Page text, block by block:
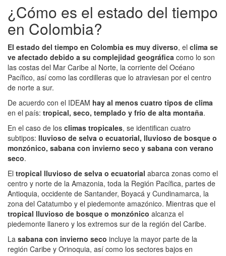
¿Cómo es el estado del tiempo
en Colombia?
El estado del tiempo en Colombia es muy diverso, el clima se
ve afectado debido a su complejidad geográfica como lo son
las costas del Mar Caribe al Norte, la corriente del Océano
Pacífico, así como las cordilleras que lo atraviesan por el centro
de norte a sur.
De acuerdo con el IDEAM hay al menos cuatro tipos de clima
en el país: tropical, seco, templado y frío de alta montaña.
En el caso de los climas tropicales, se identifican cuatro
subtipos: lluvioso de selva o ecuatorial, lluvioso de bosque o
monzónico, sabana con invierno seco y sabana con verano
seco.
El tropical lluvioso de selva o ecuatorial abarca zonas como el
centro y norte de la Amazonia, toda la Región Pacífica, partes de
Antioquia, occidente de Santander, Boyacá y Cundinamarca, la
zona del Catatumbo y el piedemonte amazónico. Mientras que el
tropical lluvioso de bosque o monzónico alcanza el
piedemonte llanero y los extremos sur de la región del Caribe.
La sabana con invierno seco incluye la mayor parte de la
región Caribe y Orinoquia, así como los sectores bajos en